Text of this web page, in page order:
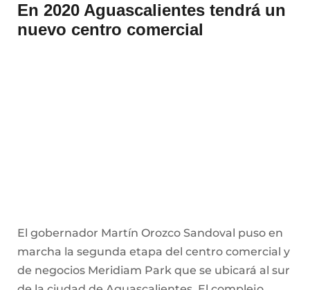
En 2020 Aguascalientes tendrá un
nuevo centro comercial
gastronómica y un hospital.
El mandatario destacó que la ciudad debe
planearse por zonas, ofreciendo en cada una de